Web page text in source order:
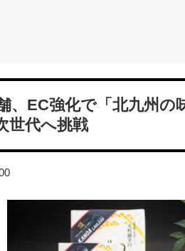
、EC強化で「北九州の
世代へ挑戦